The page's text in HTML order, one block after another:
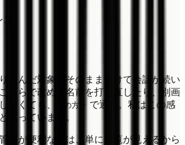
込んだ対象をそのまま受けて会話が続い
ちらで改めて名前を打ち直したり、別画
なくても、
その方々 で通る。私はこの感
思っています。
理が便利なのは、単に一覧が見えるから